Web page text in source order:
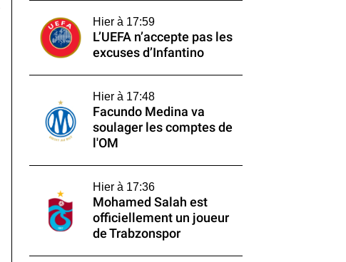
Hier à 17:59
L’UEFA n’accepte pas les
excuses d’Infantino
Hier à 17:48
Facundo Medina va
soulager les comptes de
l'OM
Hier à 17:36
Mohamed Salah est
officiellement un joueur
de Trabzonspor